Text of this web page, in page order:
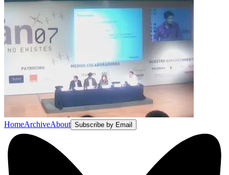
HomeArchiveAbout Subscribe by Email